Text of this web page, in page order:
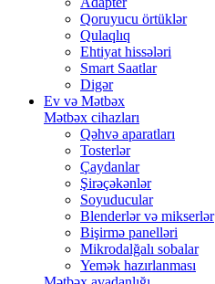
Qoruyucu örtüklər
Qulaqlıq
Ehtiyat hissələri
Smart Saatlar
Digər
Ev və Mətbəx
Mətbəx cihazları
Qəhvə aparatları
Tosterlər
Çaydanlar
Şirəçəkənlər
Soyuducular
Blenderlər və mikserlər
Bişirmə panelləri
Mikrodalğalı sobalar
Yemək hazırlanması